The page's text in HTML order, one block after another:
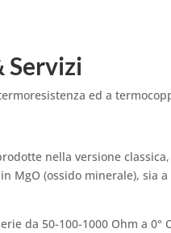
Servizi
ed a
nella versione
MgO (ossido minerale), sia
da 50-100-1000 Ohm a 0°